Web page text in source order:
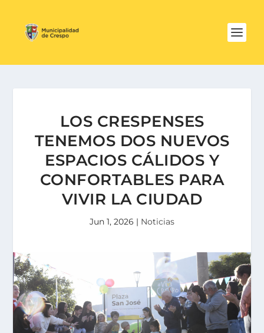
LOS CRESPENSES
TENEMOS DOS NUEVOS
ESPACIOS CÁLIDOS Y
CONFORTABLES PARA
VIVIR LA CIUDAD
Jun 1, 2026 | Noticias